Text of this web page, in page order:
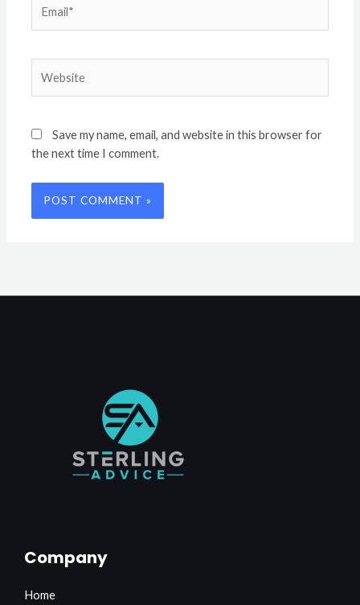
Save my name, email, and website in this browser for
the next time I comment.
Company
Home